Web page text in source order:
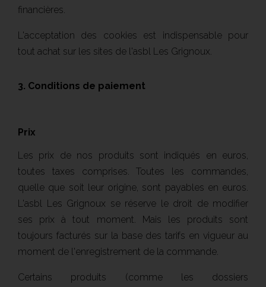
financières.
L'acceptation des cookies est indispensable pour
tout achat sur les sites de l'asbl Les Grignoux.
3. Conditions de paiement
Prix
Les prix de nos produits sont indiqués en euros,
toutes taxes comprises. Toutes les commandes,
quelle que soit leur origine, sont payables en euros.
L'asbl Les Grignoux se réserve le droit de modifier
ses prix à tout moment. Mais les produits sont
toujours facturés sur la base des tarifs en vigueur au
moment de l'enregistrement de la commande.
Certains produits (comme les dossiers